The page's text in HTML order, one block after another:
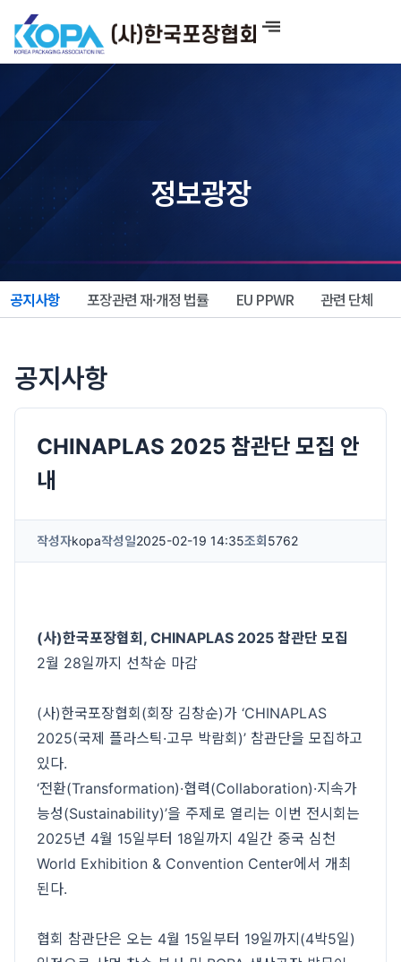
너
정보광장
공지사항 포장관련 재·개정 법률 EU PPWR 관련 단체
공지사항
CHINAPLAS 2025 참관단 모집 안
내
작성자kopa작성일2025-02-19 14:35조회 5762
(사)한국포장협회, CHINAPLAS 2025 참관단 모집
2월 28일까지 선착순 마감
(사)한국포장협회(회장 김창순)가 ‘CHINAPLAS
2025(국제 플라스틱·고무 박람회)’ 참관단을 모집하고
있다.
‘전환(Transformation)·협력(Collaboration)·지속가
능성(Sustainability)’을 주제로 열리는 이번 전시회는
2025년 4월 15일부터 18일까지 4일간 중국 심천
World Exhibition & Convention Center에서 개최
된다.
협회 참관단은 오는 4월 15일부터 19일까지(4박5일)